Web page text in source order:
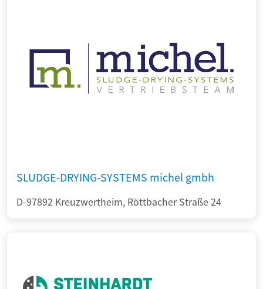
SLUDGE-DRYING-SYSTEMS michel gmbh
D-97892 Kreuzwertheim, Röttbacher Straße 24